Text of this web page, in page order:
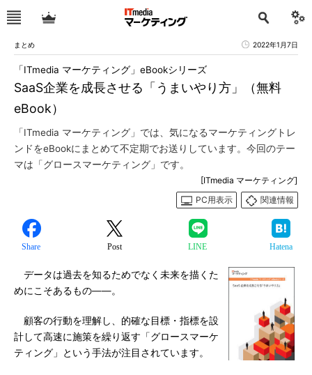
まとめ 2022年1月7日
SaaS企業を成長させる「うまいやり方」（無料
eBook）
「ITmedia マーケティング」eBookシリーズ
「ITmedia マーケティング」では、気になるマーケティングトレ
ンドをeBookにまとめて不定期でお送りしています。今回のテー
マは「グロースマーケティング」です。
[ITmedia マーケティング]
PC用表示
関連情報
Share Post LINE Hatena
データは過去を知るためでなく未来を描くた
めにこそあるもの――。
顧客の行動を理解し、的確な目標・指標を設
計して高速に施策を繰り返す「グロースマーケ
ティング」という手法が注目されています。